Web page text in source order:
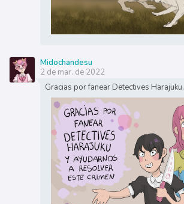
Midochandesu
2 de mar. de 2022
Gracias por fanear Detectives Harajuku.